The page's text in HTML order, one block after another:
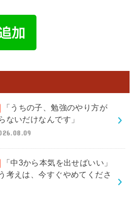
「うちの子、勉強のやり方が
ないだけなんです」
「中3から本気を出せばいい」
考えは、今すぐやめてくださ